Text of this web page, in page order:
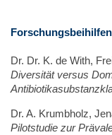
Dr. Dr. K. de With,
Diversität versus
Dr. A. Krumbholz,
Pilotstudie zur